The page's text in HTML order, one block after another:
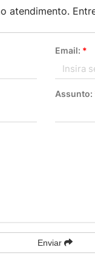
atendimento.
Email: *
Assunto:
Enviar